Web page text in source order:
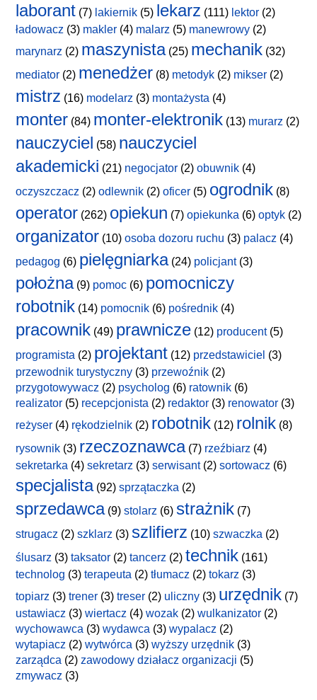
laborant (7) lakiernik (5) lekarz (111) lektor (2)
ładowacz (3) makler (4) malarz (5) manewrowy (2)
marynarz (2) maszynista(25) mechanik (32)
mediator (2) menedżer (8) metodyk (2) mikser (2)
mistrz (16) modelarz (3) montażysta (4)
monter (84) monter-elektronik (13) murarz (2)
nauczyciel (58) nauczyciel
akademicki (21) negocjator (2) obuwnik (4)
oczyszczacz (2) odlewnik (2) oficer (5) ogrodnik (8)
operator (262) opiekun (7) opiekunka (6) optyk (2)
organizator (10) osoba dozoru ruchu (3) palacz (4)
pedagog (6) pielęgniarka(24) policjant(3)
położna(9) pomoc (6) pomocniczy
robotnik (14) pomocnik (6) pośrednik (4)
pracownik (49) prawnicze (12) producent(5)
programista (2) projektant (12) przedstawiciel (3)
przewodnik turystyczny (3) przewoźnik (2)
przygotowywacz (2) psycholog (6) ratownik (6)
realizator (5) recepcjonista (2) redaktor (3) renowator (3)
reżyser (4) rękodzielnik (2) robotnik (12) rolnik (8)
rysownik (3) rzeczoznawca(7) rzeźbiarz (4)
sekretarka (4) sekretarz (3) serwisant(2) sortowacz (6)
specjalista(92) sprzątaczka (2)
sprzedawca(9) stolarz (6) strażnik (7)
strugacz (2) szklarz (3) szlifierz (10) szwaczka (2)
ślusarz (3) taksator (2) tancerz (2) technik (161)
technolog (3) terapeuta (2) tłumacz (2) tokarz (3)
topiarz (3) trener (3) treser (2) uliczny (3) urzędnik (7)
ustawiacz (3) wiertacz (4) wozak (2) wulkanizator (2)
wychowawca (3) wydawca (3) wypalacz (2)
wytapiacz (2) wytwórca (3) wyższy urzędnik (3)
zarządca (2) zawodowy działacz organizacji (5)
zmywacz (3)